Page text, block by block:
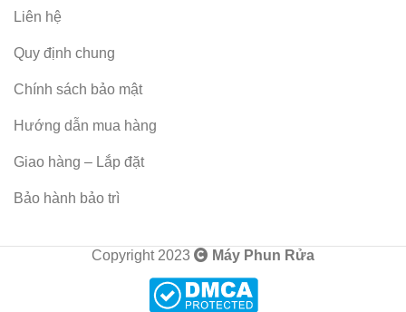
Liên hệ
Quy định chung
Chính sách bảo mật
Hướng dẫn mua hàng
Giao hàng – Lắp đặt
Bảo hành bảo trì
Copyright 2023 Máy Phun Rửa